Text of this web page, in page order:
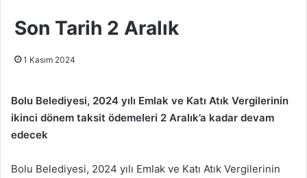
Son Tarih 2 Aralık
1 Kasım 2024
Bolu Belediyesi, 2024 yılı Emlak ve Katı Atık Vergilerinin
ikinci dönem taksit ödemeleri 2 Aralık’a kadar devam
edecek
Bolu Belediyesi, 2024 yılı Emlak ve Katı Atık Vergilerinin